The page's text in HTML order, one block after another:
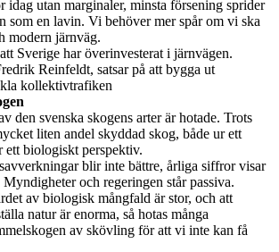
idag utan marginaler, minsta försening sprider
som en lavin. Vi behöver mer spår om vi ska
modern järnväg.
Sverige har överinvesterat i järnvägen.
Reinfeldt, satsar på att bygga ut
kollektivtrafiken
den svenska skogens arter är hotade. Trots
liten andel skyddad skog, både ur ett
ett biologiskt perspektiv.
blir inte bättre, årliga siffror visar
och regeringen står passiva.
av biologisk mångfald är stor, och att
natur är enorma, så hotas många
av skövling för att vi inte kan få